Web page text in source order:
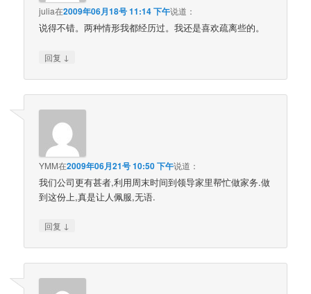
julia在2009年06月18号 11:14 下午说道：
说得不错。两种情形我都经历过。我还是喜欢疏离些的。
回复 ↓
YMM在2009年06月21号 10:50 下午说道：
我们公司更有甚者,利用周末时间到领导家里帮忙做家务.做
到这份上,真是让人佩服,无语.
回复 ↓